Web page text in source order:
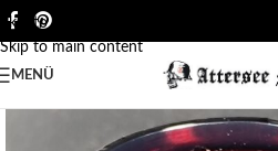
Skip to navigation
Skip to main content
MENÜ